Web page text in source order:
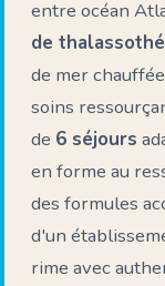
entre océan
de
de mer
soins
de 6 séjours
en forme au
des formules
d'un
rime avec